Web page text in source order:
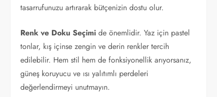
tasarrufunuzu artırarak bütçenizin dostu olur.
Renk ve Doku Seçimi de önemlidir. Yaz için pastel
tonlar, kış içinse zengin ve derin renkler tercih
edilebilir. Hem stil hem de fonksiyonellik arıyorsanız,
güneş koruyucu ve ısı yalıtımlı perdeleri
değerlendirmeyi unutmayın.